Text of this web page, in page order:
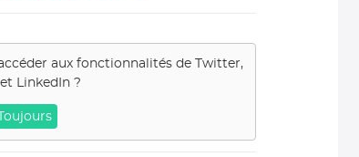
aux fonctionnalités de
Twitter,
LinkedIn ?